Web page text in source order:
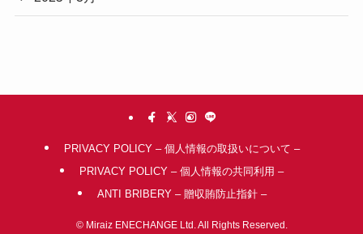
PRIVACY POLICY – 個人情報の取扱いについて –
PRIVACY POLICY – 個人情報の共同利用 –
ANTI BRIBERY – 贈収賄防止指針 –
©Miraiz ENECHANGE Ltd. All Rights Reserved.